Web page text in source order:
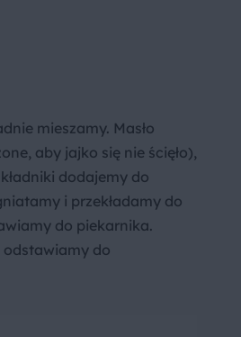
mieszamy. Masło
aby jajko się nie ścięło),
dodajemy do
i przekładamy do
do piekarnika.
odstawiamy do